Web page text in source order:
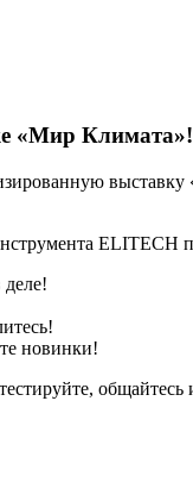
«Мир Климата»!
ELITECH
новинки!
общайтесь